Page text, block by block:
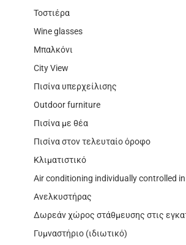
Τοστιέρα
Wine glasses
Μπαλκόνι
City View
Πισίνα υπερχείλισης
Outdoor furniture
Πισίνα με θέα
Πισίνα στον τελευταίο όροφο
Κλιματιστικό
Air conditioning individually controlled
Ανελκυστήρας
Δωρεάν χώρος στάθμευσης στις
Γυμναστήριο (ιδιωτικό)